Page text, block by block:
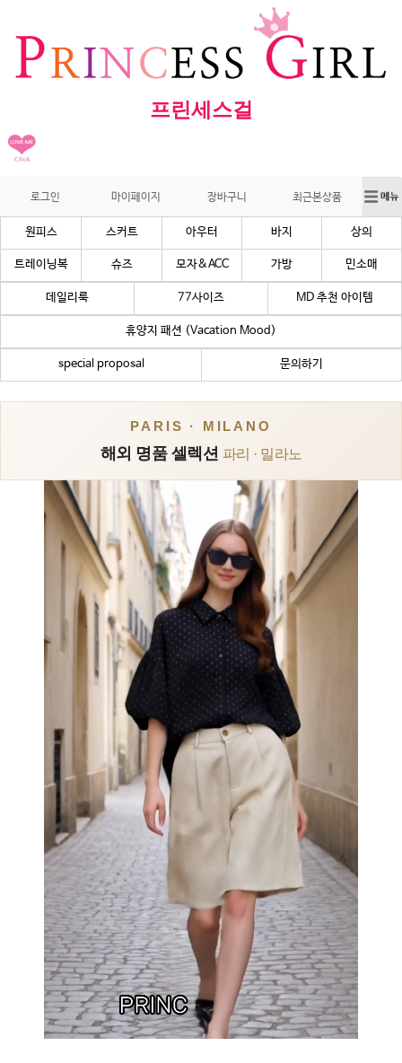
프린세스걸
로그인 마이페이지 장바구니 최근본상품
원피스 스커트 아우터 바지 상의
트레이닝복 슈즈 모자&ACC 가방 민소매
데일리룩 77사이즈 MD 추천 아이템
휴양지 패션 (Vacation Mood)
special proposal 문의하기
PARIS · MILANO
해외 명품 셀렉션 파리 · 밀라노